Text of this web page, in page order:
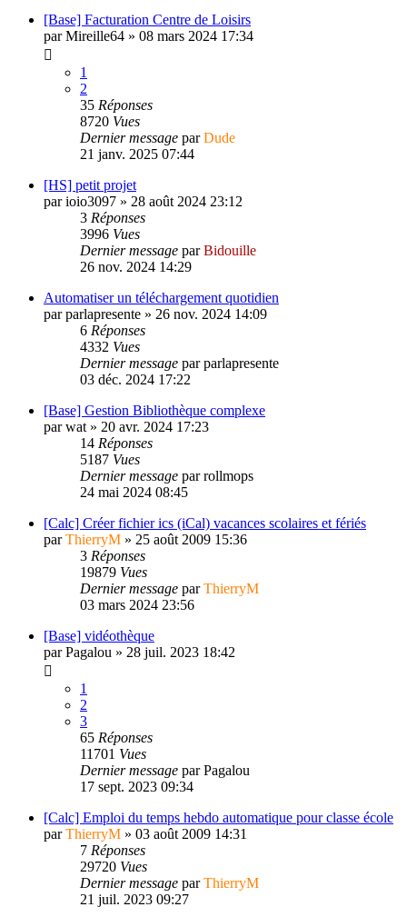
[Base] Facturation Centre de Loisirs
parMireille64 » 08 mars 2024 17:34
1
2
35 Réponses
8720 Vues
Dernier message parDude
21 janv. 2025 07:44
[HS] petit projet
parioio3097 » 28 août 2024 23:12
3 Réponses
3996 Vues
Dernier message parBidouille
26 nov. 2024 14:29
Automatiser un téléchargement quotidien
parparlapresente » 26 nov. 2024 14:09
6 Réponses
4332 Vues
Dernier message parparlapresente
03 déc. 2024 17:22
[Base] Gestion Bibliothèque complexe
parwat » 20 avr. 2024 17:23
14 Réponses
5187 Vues
Dernier message parrollmops
24 mai 2024 08:45
[Calc] Créer fichier ics (iCal) vacances scolaires et fériés
parThierryM » 25 août 2009 15:36
3 Réponses
19879 Vues
Dernier message parThierryM
03 mars 2024 23:56
[Base] vidéothèque
parPagalou » 28 juil. 2023 18:42
1
2
3
65 Réponses
11701 Vues
Dernier message parPagalou
17 sept. 2023 09:34
[Calc] Emploi du temps hebdo automatique pour classe école
parThierryM » 03 août 2009 14:31
7 Réponses
29720 Vues
Dernier message parThierryM
21 juil. 2023 09:27